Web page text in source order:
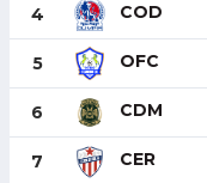
4 COD
5 OFC
6 CDM
7 CER